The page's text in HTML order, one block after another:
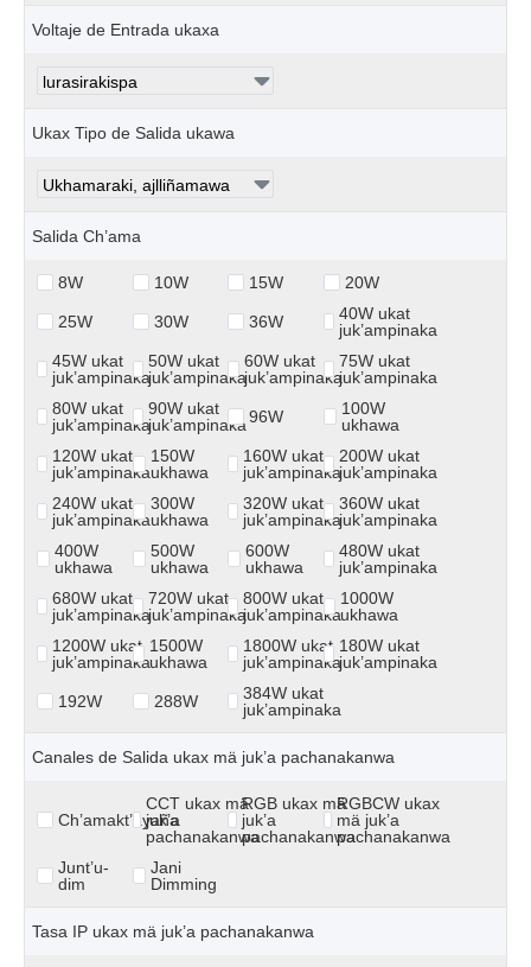
Voltaje de Entrada ukaxa
Ukax Tipo de Salida ukawa
Salida Ch’ama
8W 10W 15W 20W
25W 30W 36W
40W ukat
juk’ampinaka
45W ukat
juk’ampinaka
50W ukat
juk’ampinaka
60W ukat
juk’ampinaka
75W ukat
juk’ampinaka
80W ukat
juk’ampinaka
90W ukat
juk’ampinaka 96W
100W
ukhawa
120W ukat
juk’ampinaka
150W
ukhawa
160W ukat
juk’ampinaka
200W ukat
juk’ampinaka
240W ukat
juk’ampinaka
300W
ukhawa
320W ukat
juk’ampinaka
360W ukat
juk’ampinaka
400W
ukhawa
500W
ukhawa
600W
ukhawa
480W ukat
juk’ampinaka
680W ukat
juk’ampinaka
720W ukat
juk’ampinaka
800W ukat
juk’ampinaka
1000W
ukhawa
1200W ukat
juk’ampinaka
1500W
ukhawa
1800W ukat
juk’ampinaka
180W ukat
juk’ampinaka
192W 288W
384W ukat
juk’ampinaka
Canales de Salida ukax mä juk’a pachanakanwa
Ch’amakt’ayaña
CCT ukax mä
juk’a
pachanakanwa
RGB ukax mä
juk’a
pachanakanwa
RGBCW ukax
mä juk’a
pachanakanwa
Junt’u-
dim
Jani
Dimming
Tasa IP ukax mä juk’a pachanakanwa